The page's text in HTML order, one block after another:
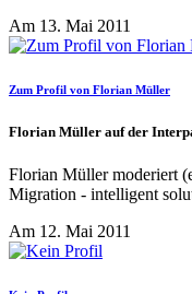
Am 13. Mai 2011
Zum Profil von Florian Müller
Florian Müller auf der
Florian Müller moderiert
Migration - intelligent
Am 12. Mai 2011